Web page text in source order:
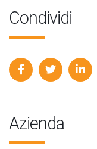
Condividi
Azienda